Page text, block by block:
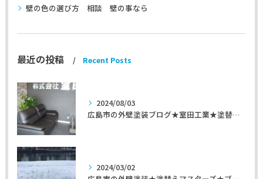
壁の色の選び方 相談 壁の事なら
最近の投稿 Recent Posts
2024/08/03
広島市の外壁塗装ブログ★室田工業★塗替えマスターズ★外壁リフォーム
2024/03/02